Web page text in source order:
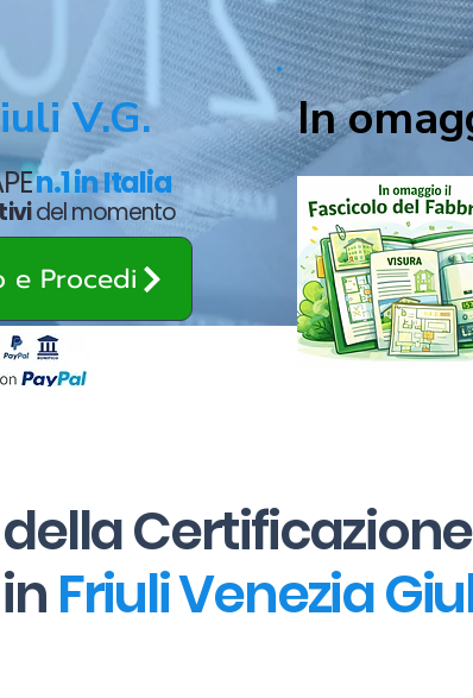
V.G.
e Procedi
n.1 in Italia
del momento
In
inFriuli Venezia